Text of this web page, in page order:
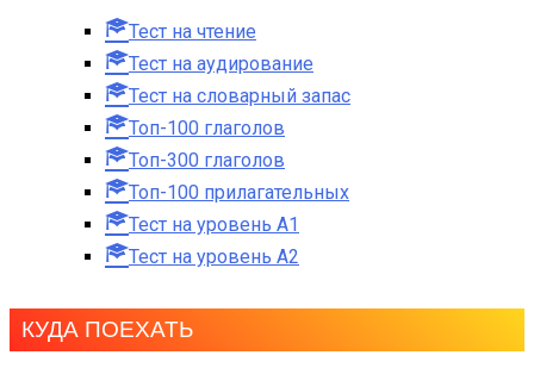
Тест на чтение
Тест на аудирование
Тест на словарный запас
Топ-100 глаголов
Топ-300 глаголов
Топ-100 прилагательных
Тест на уровень A1
Тест на уровень A2
КУДА ПОЕХАТЬ